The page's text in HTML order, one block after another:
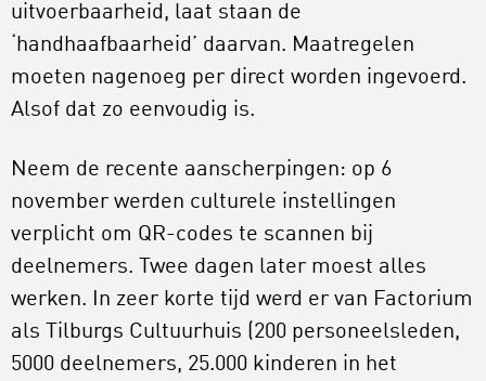
uitvoerbaarheid, laat staan de
‘handhaafbaarheid’ daarvan. Maatregelen
moeten nagenoeg per direct worden ingevoerd.
Alsof dat zo eenvoudig is.
Neem de recente aanscherpingen: op 6
november werden culturele instellingen
verplicht om QR-codes te scannen bij
deelnemers. Twee dagen later moest alles
werken. In zeer korte tijd werd er van Factorium
als Tilburgs Cultuurhuis (200 personeelsleden,
5000 deelnemers, 25.000 kinderen in het